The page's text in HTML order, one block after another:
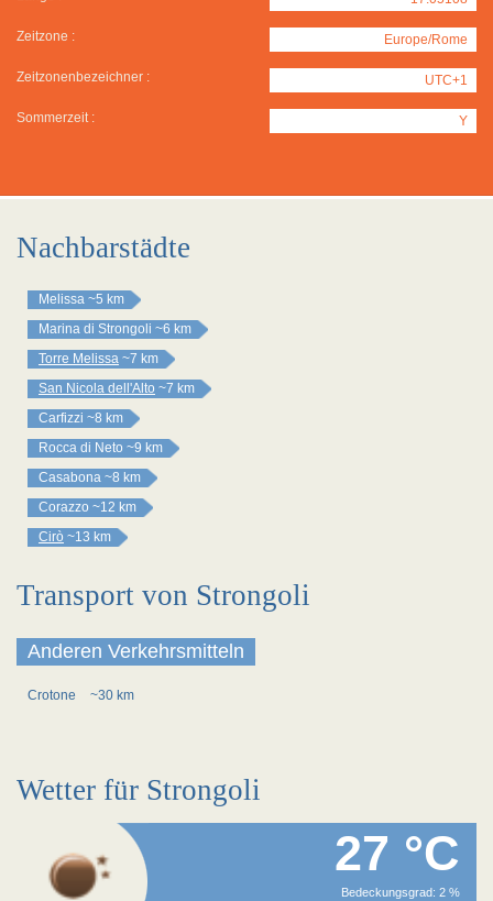
Zeitzone : Europe/Rome
Zeitzonenbezeichner : UTC+1
Sommerzeit : Y
Nachbarstädte
Melissa ~5 km
Marina di Strongoli ~6 km
Torre Melissa ~7 km
San Nicola dell'Alto ~7 km
Carfizzi ~8 km
Rocca di Neto ~9 km
Casabona ~8 km
Corazzo ~12 km
Cirò ~13 km
Transport von Strongoli
Anderen Verkehrsmitteln
Crotone ~30 km
Wetter für Strongoli
27 °C
Bedeckungsgrad: 2 %